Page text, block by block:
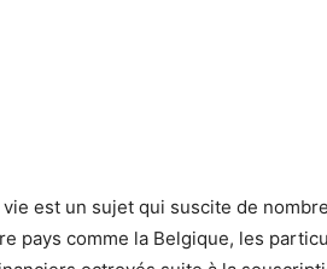
vie est un sujet qui suscite de
pays comme la Belgique, les